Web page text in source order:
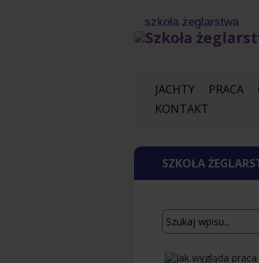
szkoła żeglarstwa
JACHTY PRACA
KONTAKT
SZKOŁA